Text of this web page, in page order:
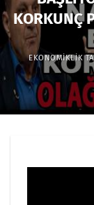
KORKUNÇ
EKONOMIKLIK